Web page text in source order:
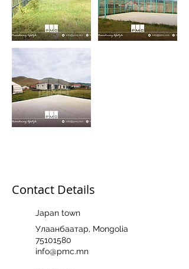
Contact Details
Japan town
Улаанбаатар, Mongolia
75101580
info@pmc.mn